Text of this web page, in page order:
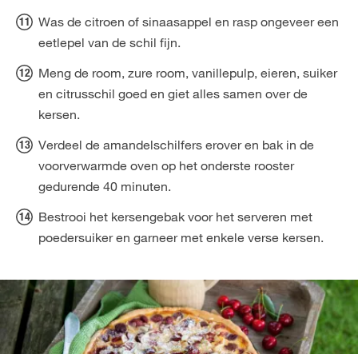
Was de citroen of sinaasappel en rasp ongeveer een
eetlepel van de schil fijn.
Meng de room, zure room, vanillepulp, eieren, suiker
en citrusschil goed en giet alles samen over de
kersen.
Verdeel de amandelschilfers erover en bak in de
voorverwarmde oven op het onderste rooster
gedurende 40 minuten.
Bestrooi het kersengebak voor het serveren met
poedersuiker en garneer met enkele verse kersen.